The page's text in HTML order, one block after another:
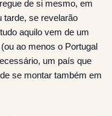
de si mesmo, em
tarde, se revelarão
aquilo vem de um
ao menos o Portugal
um país que
se montar também em